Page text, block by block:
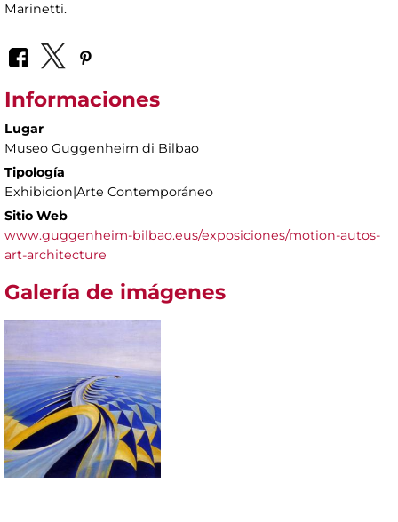
Marinetti.
Informaciones
Lugar
Museo Guggenheim di Bilbao
Tipología
Exhibicion|Arte Contemporáneo
Sitio Web
www.guggenheim-bilbao.eus/exposiciones/motion-autos-
art-architecture
Galería de imágenes